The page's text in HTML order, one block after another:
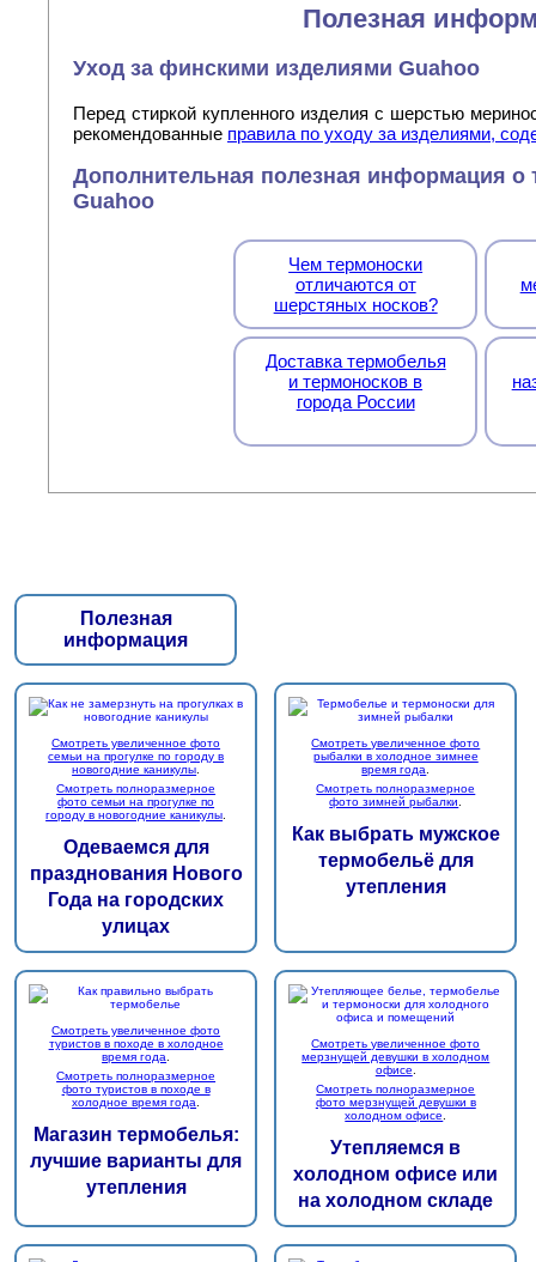
Полезная
Уход за финскими изделиями Guahoo
Перед стиркой купленного изделия с шерстью
рекомендованные правила по уходу за изделиями,
Дополнительная полезная информация о
Guahoo
Чем термоноски
отличаются от
шерстяных носков?
Доставка термобелья
и термоносков в
города России
Полезная
информация
Смотреть увеличенное фото
семьи на прогулке по городу в
новогодние каникулы
Смотреть полноразмерное
фото семьи на прогулке по
городу в новогодние каникулы
Одеваемся для
празднования Нового
Года на городских
улицах
Смотреть увеличенное фото
рыбалки в холодное зимнее
время года
Смотреть полноразмерное
фото зимней рыбалки
Как выбрать мужское
термобельё для
утепления
Смотреть увеличенное фото
туристов в походе в холодное
время года
Смотреть полноразмерное
фото туристов в походе в
холодное время года
Магазин термобелья:
лучшие варианты для
утепления
Смотреть увеличенное фото
мерзнущей девушки в холодном
офисе
Смотреть полноразмерное
фото мерзнущей девушки в
холодном офисе
Утепляемся в
холодном офисе или
на холодном складе